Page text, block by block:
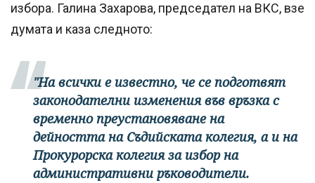
избора. Галина Захарова, председател на ВКС, взе
думата и каза следното:
"На всички е известно, че се подготвят
законодателни изменения във връзка с
временно преустановяване на
дейността на Съдийската колегия, а и на
Прокурорска колегия за избор на
административни ръководители.